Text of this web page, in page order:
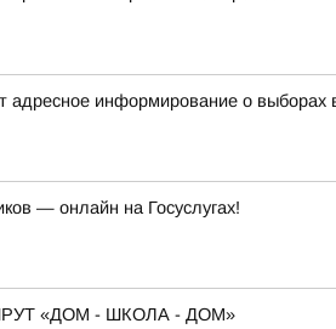
адресное информирование о выборах
— онлайн на Госуслугах!
«ДОМ - ШКОЛА - ДОМ»